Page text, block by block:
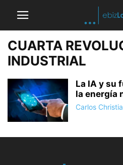
CUARTA
INDUSTRIAL
La IA y su
la energía
Carlos